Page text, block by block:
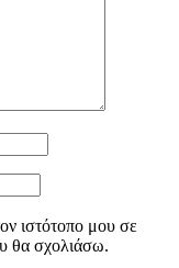
ιστότοπο μου σε
θα σχολιάσω.